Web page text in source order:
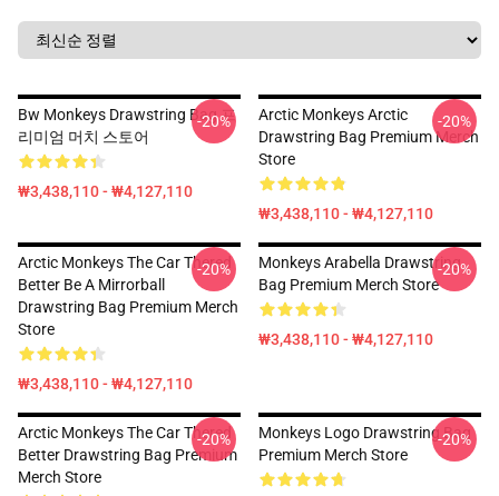
Bw Monkeys Drawstring Bag 프
리미엄 머치 스토어
₩3,438,110 - ₩4,127,110
-20%
Arctic Monkeys Arctic
Drawstring Bag Premium Merch
Store
₩3,438,110 - ₩4,127,110
-20%
Arctic Monkeys The Car Thered
Better Be A Mirrorball
Drawstring Bag Premium Merch
Store
₩3,438,110 - ₩4,127,110
-20%
Monkeys Arabella Drawstring
Bag Premium Merch Store
₩3,438,110 - ₩4,127,110
-20%
Arctic Monkeys The Car Thered
Better Drawstring Bag Premium
Merch Store
-20%
Monkeys Logo Drawstring Bag
Premium Merch Store
-20%